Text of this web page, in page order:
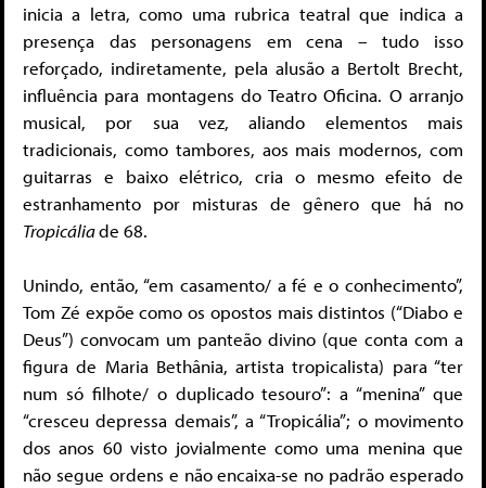
inicia a letra, como uma rubrica teatral que indica a
presença das personagens em cena – tudo isso
reforçado, indiretamente, pela alusão a Bertolt Brecht,
influência para montagens do Teatro Oficina. O arranjo
musical, por sua vez, aliando elementos mais
tradicionais, como tambores, aos mais modernos, com
guitarras e baixo elétrico, cria o mesmo efeito de
estranhamento por misturas de gênero que há no
Tropicáliade 68.
Unindo, então, “em casamento/ a fé e o conhecimento”,
Tom Zé expõe como os opostos mais distintos (“Diabo e
Deus”) convocam um panteão divino (que conta com a
figura de Maria Bethânia, artista tropicalista) para “ter
num só filhote/ o duplicado tesouro”: a “menina” que
“cresceu depressa demais”, a “Tropicália”; o movimento
dos anos 60 visto jovialmente como uma menina que
não segue ordens e não encaixa-se no padrão esperado